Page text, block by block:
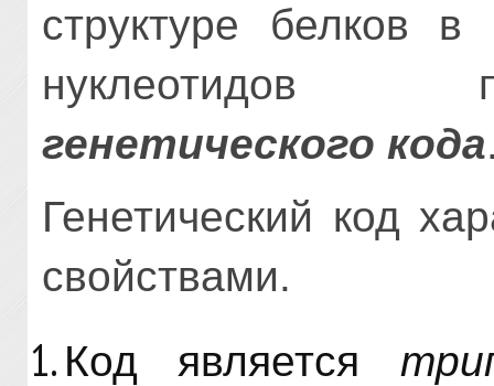
структуре белков в
нуклеотидов
генетического кода
Генетический код
свойствами.
Код является